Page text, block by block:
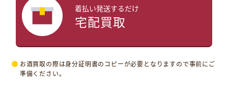
着払い発送するだけ
宅配買取
お酒買取の際は身分証明書のコピーが必要となりますので事前にご
準備ください。